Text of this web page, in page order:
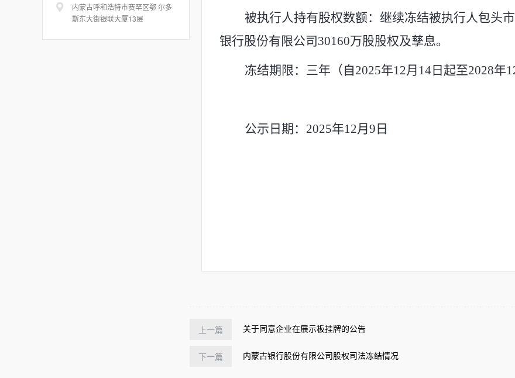
内蒙古呼和浩特市赛罕区鄂 尔多
斯东大街银联大厦13层
被执行人持有股权数额：继续冻结被执行人包头
银行股份有限公司 30160万股股权及孳息。
冻结期限： 三年 （ 自2025年12月 14 日 起至2028年
公示日期： 2025年12月 9 日
上一篇 关于同意企业在展示板挂牌的公告
下一篇 内蒙古银行股份有限公司股权司法冻结情况